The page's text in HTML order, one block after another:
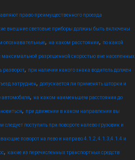
право преимущественного проезда
внешние световые приборы должны быть включены
опознавательные, на каком расстоянии, по какой
максимальной разрешенной скоростью вне населенных
разворот, при наличии какого знака водитель должен
затруднен, допускается ли применять шторки и
автомобиля, на каком наименьшем расстоянии до
, при движении в каком направлении вы
следует поступить при повороте налево грузовик и
поворот на лево и направо 4.1.2, 4.1.3,4.1.4 и
, какие из перечисленных транспортных средств